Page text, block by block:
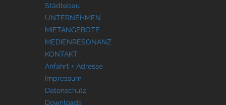
Städtebau
UNTERNEHMEN
MIETANGEBOTE
MEDIENRESONANZ
KONTAKT
Anfahrt + Adresse
Impressum
Datenschutz
Downloads